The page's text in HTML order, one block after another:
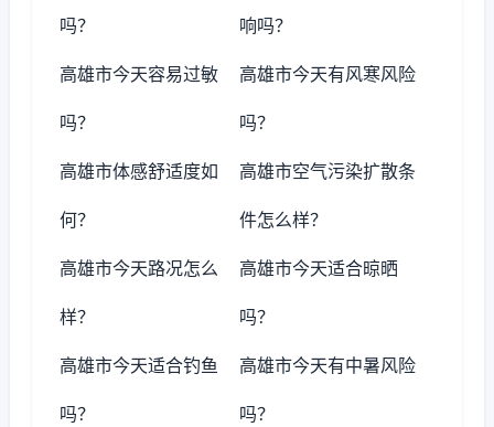
吗？ 响吗？
高雄市今天容易过敏
吗？
高雄市今天有风寒风险
吗？
高雄市体感舒适度如
何？
高雄市空气污染扩散条
件怎么样？
高雄市今天路况怎么
样？
高雄市今天适合晾晒
吗？
高雄市今天适合钓鱼
吗？
高雄市今天有中暑风险
吗？